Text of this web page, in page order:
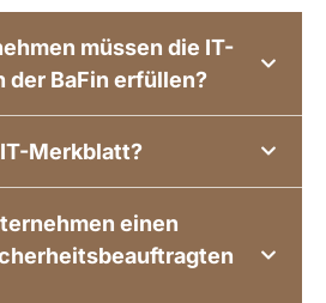
müssen die IT-
der BaFin erfüllen?
Merkblatt?
einen